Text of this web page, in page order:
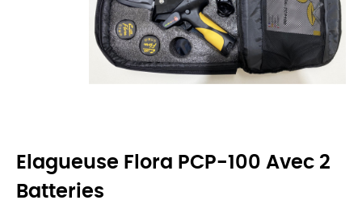
Elagueuse Flora PCP-100 Avec 2
Batteries